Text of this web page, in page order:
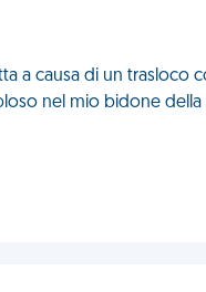
a causa di un trasloco
nel mio bidone della